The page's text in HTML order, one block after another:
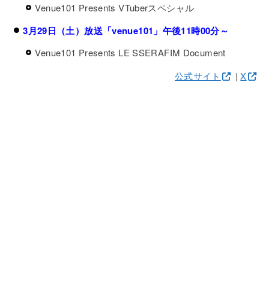
Venue101 Presents VTuberスペシャル
3月29日（土）放送「venue101」午後11時00分～
Venue101 Presents LE SSERAFIM Document
公式サイト
|X